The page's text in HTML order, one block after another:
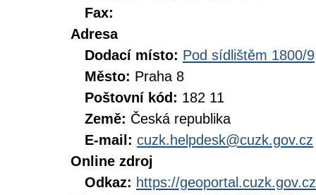
Fax:
Adresa
Dodací místo: Pod sídlištěm 1800/9
Město: Praha 8
Poštovní kód: 182 11
Země: Česká republika
E-mail: cuzk.helpdesk@cuzk.gov.cz
Online zdroj
Odkaz: https://geoportal.cuzk.gov.cz